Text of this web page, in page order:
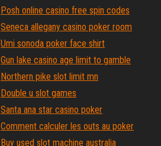
Posh online casino free spin codes
Seneca allegany casino poker room
Umi sonoda poker face shirt
Gun lake casino age limit to gamble
Northern pike slot limit mn
Double u slot games
Santa ana star casino poker
Comment calculer les outs au poker
Buy used slot machine australia